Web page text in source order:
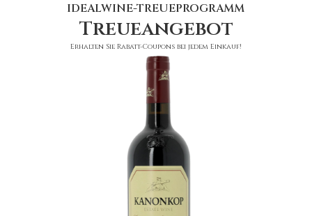
IDEALWINE-TREUEPROGRAMM
Treueangebot
Erhalten Sie Rabatt-Coupons bei jedem Einkauf!